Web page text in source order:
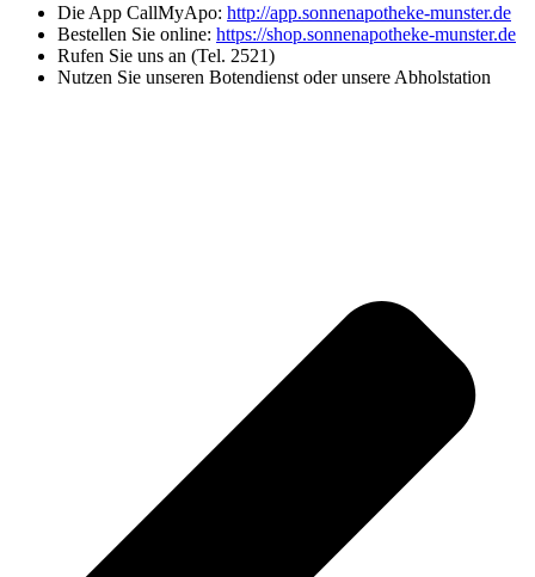
Die App CallMyApo: http://app.sonnenapotheke-munster.de
Bestellen Sie online: https://shop.sonnenapotheke-munster.de
Rufen Sie uns an (Tel. 2521)
Nutzen Sie unseren Botendienst oder unsere Abholstation